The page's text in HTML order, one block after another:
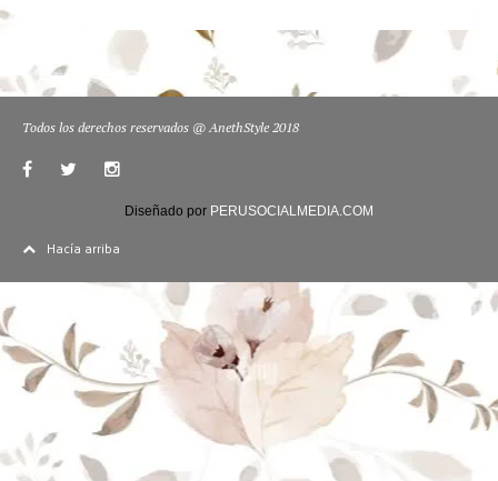
Todos los derechos reservados @ AnethStyle 2018
Diseñado por PERUSOCIALMEDIA.COM
Hacía arriba